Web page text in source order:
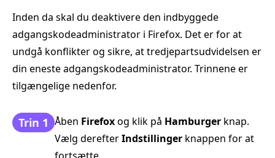
Inden da skal du deaktivere den indbyggede
adgangskodeadministrator i Firefox. Det er for at
undgå konflikter og sikre, at tredjepartsudvidelsen er
din eneste adgangskodeadministrator. Trinnene er
tilgængelige nedenfor.
Trin 1 Åben Firefoxog klik på Hamburger knap.
Vælg derefterIndstillinger knappen for at